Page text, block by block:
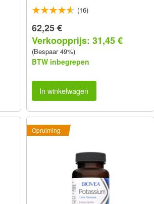
(16)
62,25 €
Verkoopprijs: 31,45 €
(Bespaar 49%)
BTW inbegrepen
In winkelwagen
Opruiming